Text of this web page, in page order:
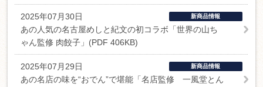
2025年07月30日 新商品情報
あの人気の名古屋めしと紀文の初コラボ「世界の山ち
ゃん監修 肉餃子」(PDF 406KB)
2025年07月29日 新商品情報
あの名店の味を“おでん”で堪能「名店監修 一風堂とん